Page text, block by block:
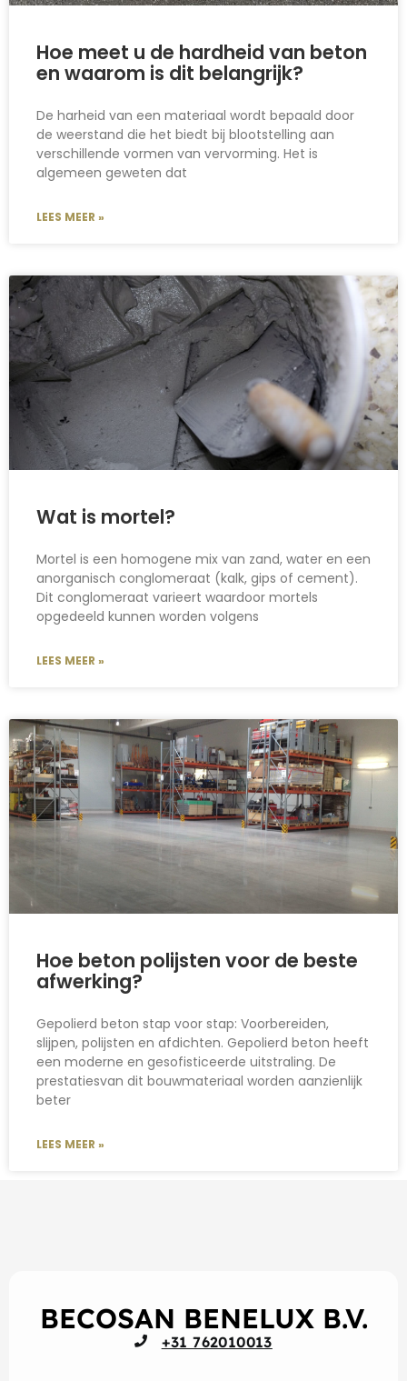
Hoe meet u de hardheid van beton
en waarom is dit belangrijk?
De harheid van een materiaal wordt bepaald door
de weerstand die het biedt bij blootstelling aan
verschillende vormen van vervorming. Het is
algemeen geweten dat
LEES MEER »
Wat is mortel?
Mortel is een homogene mix van zand, water en een
anorganisch conglomeraat (kalk, gips of cement).
Dit conglomeraat varieert waardoor mortels
opgedeeld kunnen worden volgens
LEES MEER »
Hoe beton polijsten voor de beste
afwerking?
Gepolierd beton stap voor stap: Voorbereiden,
slijpen, polijsten en afdichten. Gepolierd beton heeft
een moderne en gesofisticeerde uitstraling. De
prestatiesvan dit bouwmateriaal worden aanzienlijk
beter
LEES MEER »
BECOSAN BENELUX B.V.
+31 762010013